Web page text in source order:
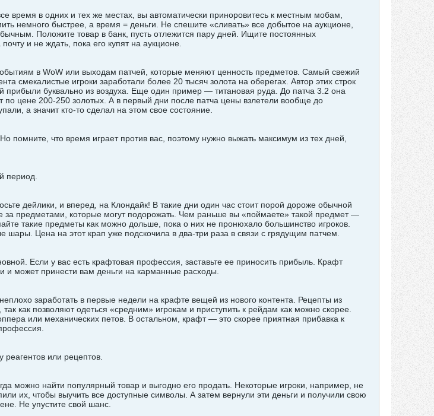
время в одних и тех же местах, вы автоматически приноровитесь к местным мобам,
немного быстрее, а время = деньги. Не спешите «сливать» все добытое на аукционе,
Положите товар в банк, пусть отлежится пару дней. Ищите постоянных
и не ждать, пока его купят на аукционе.
в WoW или выходам патчей, которые меняют ценность предметов. Самый свежий
смекалистые игроки заработали более 20 тысяч золота на оберегах. Автор этих строк
прибыли буквально из воздуха. Еще один пример — титановая руда. До патча 3.2 она
по цене 200-250 золотых. А в первый дни после патча цены взлетели вообще до
а значит кто-то сделал на этом свое состояние.
помните, что время играет против вас, поэтому нужно выжать максимум из тех дней,
период.
дейлики, и вперед, на Клондайк! В такие дни один час стоит порой дороже обычной
за предметами, которые могут подорожать. Чем раньше вы «поймаете» такой предмет —
такие предметы как можно дольше, пока о них не пронюхало большинство игроков.
шары. Цена на этот крап уже подскочила в два-три раза в связи с грядущим патчем.
Если у вас есть крафтовая профессия, заставьте ее приносить прибыль. Крафт
может принести вам деньги на карманные расходы.
заработать в первые недели на крафте вещей из нового контента. Рецепты из
как позволяют одеться «средним» игрокам и приступить к рейдам как можно скорее.
или механических петов. В остальном, крафт — это скорее приятная прибавка к
реагентов или рецептов.
можно найти популярный товар и выгодно его продать. Некоторые игроки, например, не
их, чтобы выучить все доступные символы. А затем вернули эти деньги и получили свою
Не упустите свой шанс.